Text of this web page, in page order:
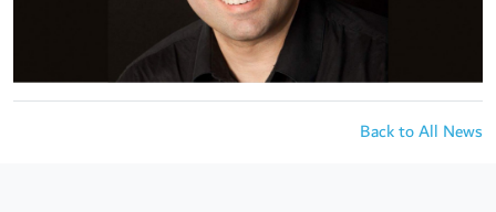
Back to All News